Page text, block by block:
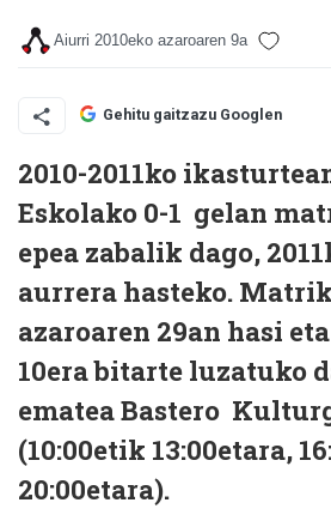
Aiurri 2010eko azaroaren 9a
Gehitu gaitzazu Googlen
2010-2011ko
Eskolako 0-1 gelan
epea zabalik dago,
aurrera hasteko.
azaroaren 29an hasi
10era bitarte luzatuko
ematea Bastero
(10:00etik 13:00etara,
20:00etara).